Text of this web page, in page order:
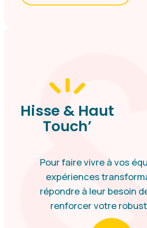
Hisse & Haut
Touch’
Pour faire vivre à vos
expériences
répondre à leur besoin
renforcer votre